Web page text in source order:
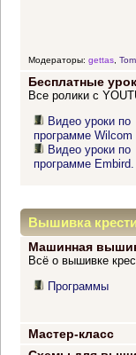
Модераторы: gettas,
Бесплатные
Все ролики с
Видео уроки по
программе Wilcom
Видео уроки по
программе Embird.
Вышивка
Машинная
Всё о вышивке
Программы
Мастер-класс